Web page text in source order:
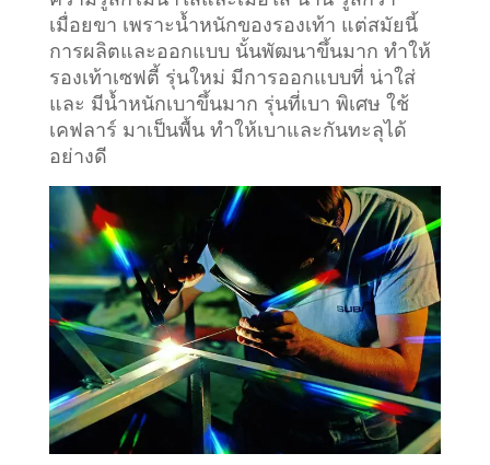
เมื่อยขา เพราะน้ำหนักของรองเท้า แต่สมัยนี้
การผลิตและออกแบบ นั้นพัฒนาขึ้นมาก ทำให้
รองเท้าเซฟตี้ รุ่นใหม่ มีการออกแบบที่ น่าใส่
และ มีน้ำหนักเบาขึ้นมาก รุ่นที่เบา พิเศษ ใช้
เคฟลาร์ มาเป็นพื้น ทำให้เบาและกันทะลุได้
อย่างดี